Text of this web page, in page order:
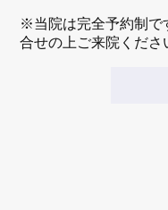
※当院は完全予約制で
合せの上ご来院くださ